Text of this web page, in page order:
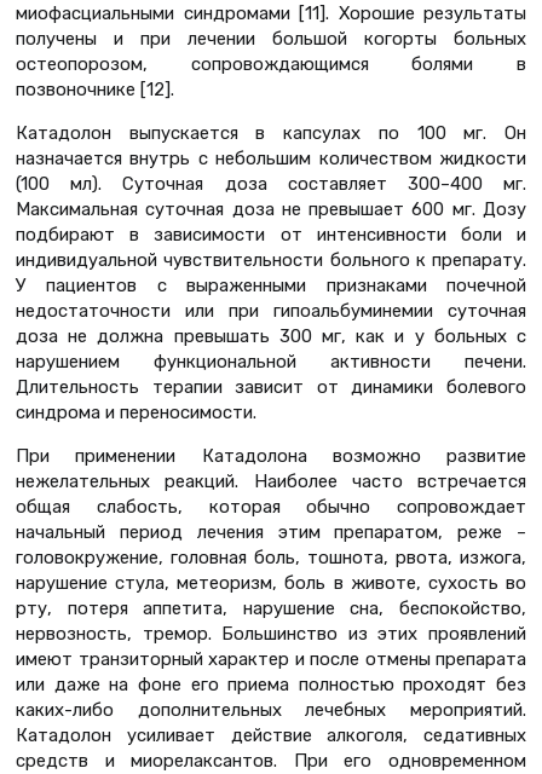
миофасциальными синдромами [11]. Хорошие результаты
получены и при лечении большой когорты больных
остеопорозом, сопровождающимся болями в
позвоночнике [12].
Катадолон выпускается в капсулах по 100 мг. Он
назначается внутрь с небольшим количеством жидкости
(100 мл). Суточная доза составляет 300–400 мг.
Максимальная суточная доза не превышает 600 мг. Дозу
подбирают в зависимости от интенсивности боли и
индивидуальной чувствительности больного к препарату.
У пациентов с выраженными признаками почечной
недостаточности или при гипоальбуминемии суточная
доза не должна превышать 300 мг, как и у больных с
нарушением функциональной активности печени.
Длительность терапии зависит от динамики болевого
синдрома и переносимости.
При применении Катадолона возможно развитие
нежелательных реакций. Наиболее часто встречается
общая слабость, которая обычно сопровождает
начальный период лечения этим препаратом, реже –
головокружение, головная боль, тошнота, рвота, изжога,
нарушение стула, метеоризм, боль в животе, сухость во
рту, потеря аппетита, нарушение сна, беспокойство,
нервозность, тремор. Большинство из этих проявлений
имеют транзиторный характер и после отмены препарата
или даже на фоне его приема полностью проходят без
каких-либо дополнительных лечебных мероприятий.
Катадолон усиливает действие алкоголя, седативных
средств и миорелаксантов. При его одновременном